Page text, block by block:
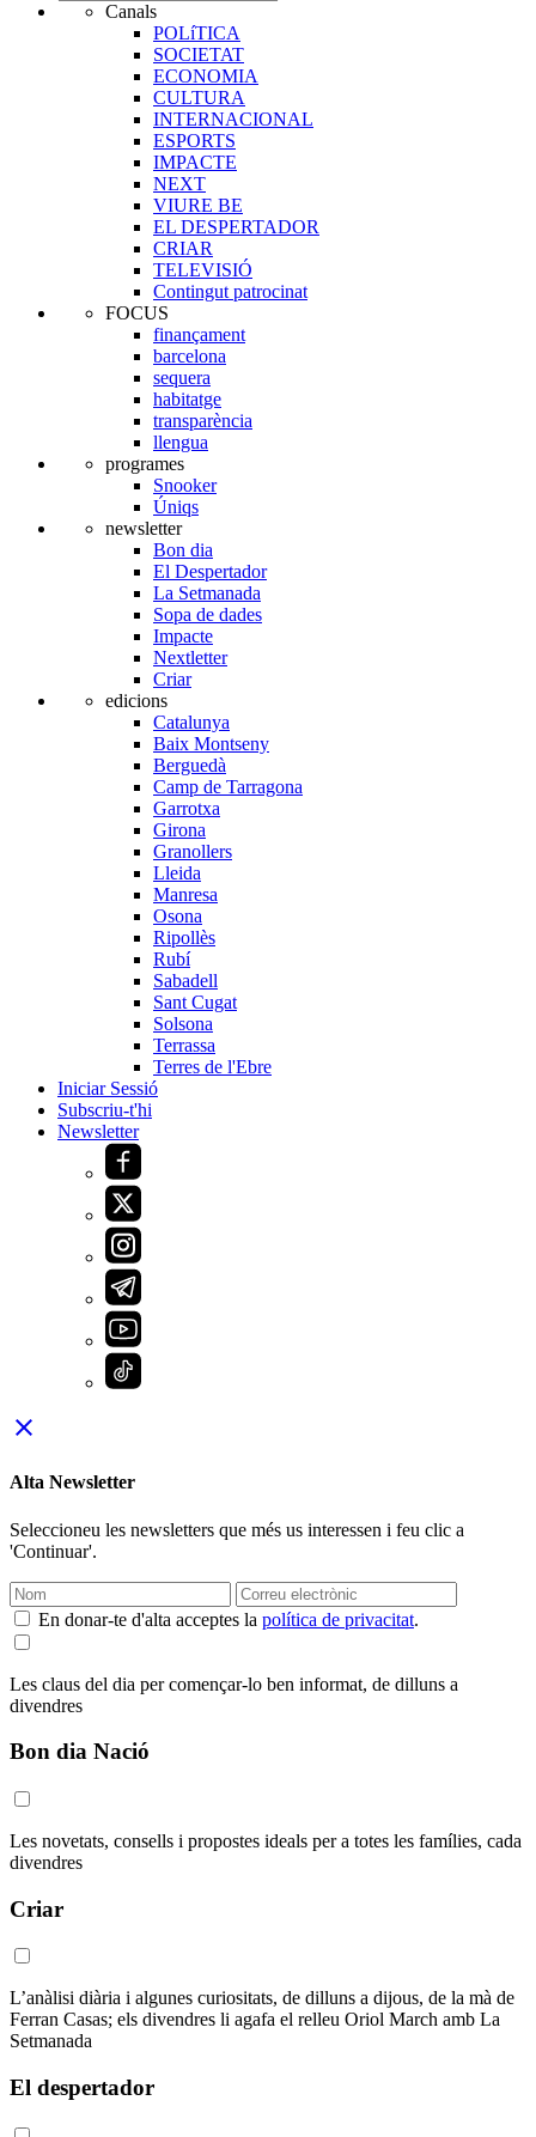
Canals
POLíTICA
SOCIETAT
ECONOMIA
CULTURA
INTERNACIONAL
ESPORTS
IMPACTE
NEXT
VIURE BE
EL DESPERTADOR
CRIAR
TELEVISIÓ
Contingut patrocinat
FOCUS
finançament
barcelona
sequera
habitatge
transparència
llengua
programes
Snooker
Úniqs
newsletter
Bon dia
El Despertador
La Setmanada
Sopa de dades
Impacte
Nextletter
Criar
edicions
Catalunya
Baix Montseny
Berguedà
Camp de Tarragona
Garrotxa
Girona
Granollers
Lleida
Manresa
Osona
Ripollès
Rubí
Sabadell
Sant Cugat
Solsona
Terrassa
Terres de l'Ebre
Iniciar Sessió
Subscriu-t'hi
Newsletter
close
Alta Newsletter
Seleccioneu les newsletters que més us interessen i feu clic a
'Continuar'.
En donar-te d'alta acceptes la política de privacitat.
Les claus del dia per començar-lo ben informat, de dilluns a
divendres
Bon dia Nació
Les novetats, consells i propostes ideals per a totes les famílies, cada
divendres
Criar
L’anàlisi diària i algunes curiositats, de dilluns a dijous, de la mà de
Ferran Casas; els divendres li agafa el relleu Oriol March amb La
Setmanada
El despertador